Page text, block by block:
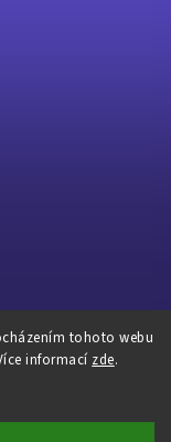
tohoto webu
informací zde.
vyhrazena.